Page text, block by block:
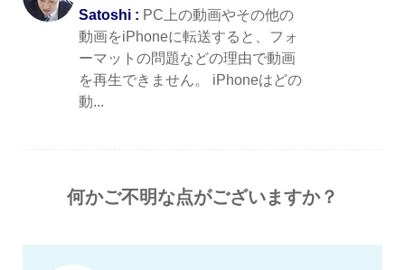
Satoshi : PC上の動画やその他の
動画をiPhoneに転送すると、フォ
ーマットの問題などの理由で動画
を再生できません。 iPhoneはどの
動...
何かご不明な点がございますか？